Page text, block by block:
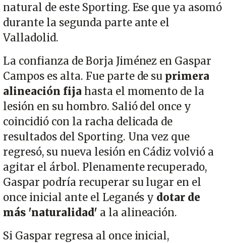
natural de este Sporting. Ese que ya asomó
durante la segunda parte ante el
Valladolid.
La confianza de Borja Jiménez en Gaspar
Campos es alta. Fue parte de su primera
alineación fija hasta el momento de la
lesión en su hombro. Salió del once y
coincidió con la racha delicada de
resultados del Sporting. Una vez que
regresó, su nueva lesión en Cádiz volvió a
agitar el árbol. Plenamente recuperado,
Gaspar podría recuperar su lugar en el
once inicial ante el Leganés y dotar de
más 'naturalidad' a la alineación.
Si Gaspar regresa al once inicial,